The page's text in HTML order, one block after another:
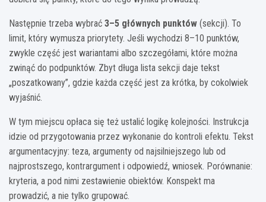
Następnie trzeba wybrać 3–5 głównych punktów (sekcji). To
limit, który wymusza priorytety. Jeśli wychodzi 8–10 punktów,
zwykle część jest wariantami albo szczegółami, które można
zwinąć do podpunktów. Zbyt długa lista sekcji daje tekst
„poszatkowany”, gdzie każda część jest za krótka, by cokolwiek
wyjaśnić.
W tym miejscu opłaca się też ustalić logikę kolejności. Instrukcja
idzie od przygotowania przez wykonanie do kontroli efektu. Tekst
argumentacyjny: teza, argumenty od najsilniejszego lub od
najprostszego, kontrargument i odpowiedź, wniosek. Porównanie:
kryteria, a pod nimi zestawienie obiektów. Konspekt ma
prowadzić, a nie tylko grupować.